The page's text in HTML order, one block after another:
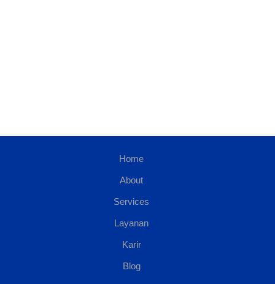
Home
About
Services
Layanan
Karir
Blog